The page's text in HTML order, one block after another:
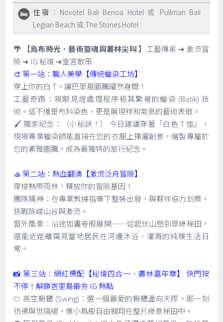
住宿 ：Novotel Bali Benoa Hotel 或 Pullman Bali
Legian Beach 或 The Stones Hotel
🌴 【烏布時光．藝術靈魂與叢林尖叫 】 工藝傳承 ➔ 激流冒
險 ➔ IG 秘境 ➔皇宮散策
🎨 第一站：職人美學【傳統蠟染工坊】
穿上你的白 T，讓巴里島圖騰躍然身間！
工藝奇蹟：親眼見證處理程序極其繁複的蠟染 (Batik) 技
術。這不僅是布料染色，更是展現祥和氣息的藝術表徵。
🖌️ 獨家紀念：（小秘訣！） 今日建議穿著「白色 T 恤」，
現場專業蠟染師能直接在您的衣服上揮灑創意，繪製專屬於
您的素雅圖騰，成為最獨特的旅行紀念。
🚣 第二站：熱血翻湧【激流泛舟冒險】
穿梭熱帶雨林，釋放你的冒險基因！
團隊精神：在專業教練指導下整裝出發，與夥伴協力划槳，
挑戰險峻山谷與激流。
窗外風景：沿途如畫卷般展開——從起伏山巒到翠綠梯田，
還能近距離窺見當地居民在河邊沐浴、灌溉的純樸生活日
常。
📸 第三站：網紅標配【秘境四合一．叢林嘉年華】 快門按
不停！解鎖峇里島最夯 IG 熱點
☁️ 高空鞦韆 (Swing)：選一個最愛的鞦韆盪向天際，那一刻
彷彿與世隔絕，像小鳥般自由翱翔在整片綠意梯田中。